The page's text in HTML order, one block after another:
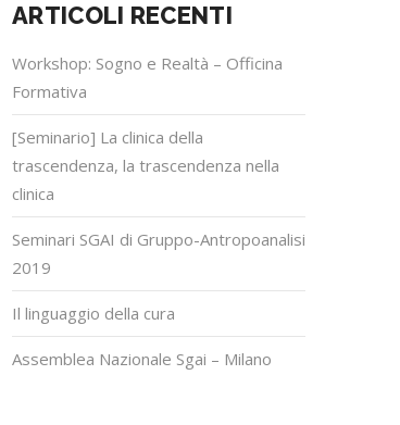
ARTICOLI RECENTI
Workshop: Sogno e Realtà – Officina
Formativa
[Seminario] La clinica della
trascendenza, la trascendenza nella
clinica
Seminari SGAI di Gruppo-Antropoanalisi
2019
Il linguaggio della cura
Assemblea Nazionale Sgai – Milano